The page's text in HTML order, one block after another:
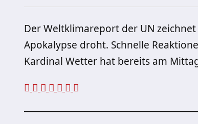
Der Weltklimareport der UN
Apokalypse droht. Schnelle
Kardinal Wetter hat bereits am